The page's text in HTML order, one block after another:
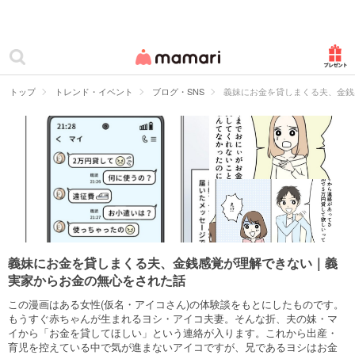
ママリ
カテゴリー一覧
妊娠
赤ちゃん・育児
子育て・家族
美容・ファッション
お仕事
住まい
トップ トレンド・イベント ブログ・SNS 義妹にお金を貸しまくる夫、金
義妹にお金を貸しまくる夫、金銭感覚が理解できない｜義
実家からお金の無心をされた話
この漫画はある女性(仮名・アイコさん)の体験談をもとにしたものです。
もうすぐ赤ちゃんが生まれるヨシ・アイコ夫妻。そんな折、夫の妹・マ
イから「お金を貸してほしい」という連絡が入ります。これから出産・
育児を控えている中で気が進まないアイコですが、兄であるヨシはお金